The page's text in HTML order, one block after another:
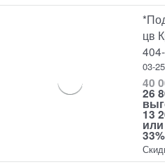
цв
03-
40
26
13
или
33%